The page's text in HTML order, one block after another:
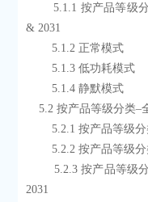
        5.1.1 按产品等级分类 - 全球控制器局域网（CAN）各细分市场规模2024
& 2031
        5.1.2 正常模式
        5.1.3 低功耗模式
        5.1.4 静默模式
5.2 按产品等级
5.2.1 按产
5.2.2 按产
2031